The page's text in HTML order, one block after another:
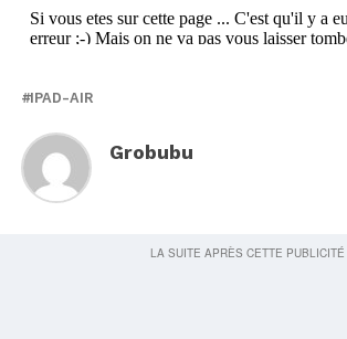
IPAD-AIR
Grobubu